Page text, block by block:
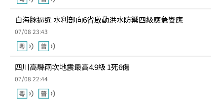
白海豚逼近 水利部向6省啟動洪水防禦四級應急響應
07/08 23:43
四川高縣兩次地震最高4.9級 1死6傷
07/08 22:44